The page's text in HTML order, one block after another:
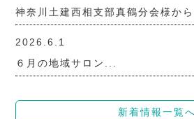
神奈川土建西相支部真鶴分会様か
2026.6.1
６月の地域サロン...
新着情報一覧へ